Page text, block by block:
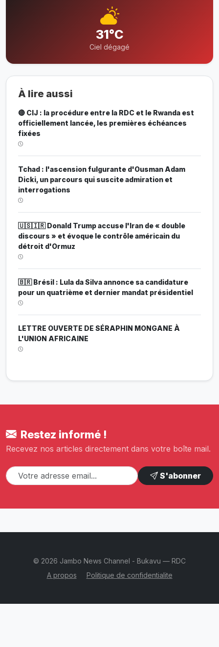
31°C
Ciel dégagé
À lire aussi
🔴 CIJ : la procédure entre la RDC et le Rwanda est
officiellement lancée, les premières échéances
fixées
Tchad : l'ascension fulgurante d'Ousman Adam
Dicki, un parcours qui suscite admiration et
interrogations
🇺🇸🇮🇷 Donald Trump accuse l'Iran de « double
discours » et évoque le contrôle américain du
détroit d'Ormuz
🇧🇷 Brésil : Lula da Silva annonce sa candidature
pour un quatrième et dernier mandat présidentiel
LETTRE OUVERTE DE SÉRAPHIN MONGANE À
L'UNION AFRICAINE
Restez informé !
Recevez nos articles directement dans votre boîte mail.
S'abonner
© 2026 Jambo News Channel - Bukavu — RDC
A propos
Politique de confidentialite